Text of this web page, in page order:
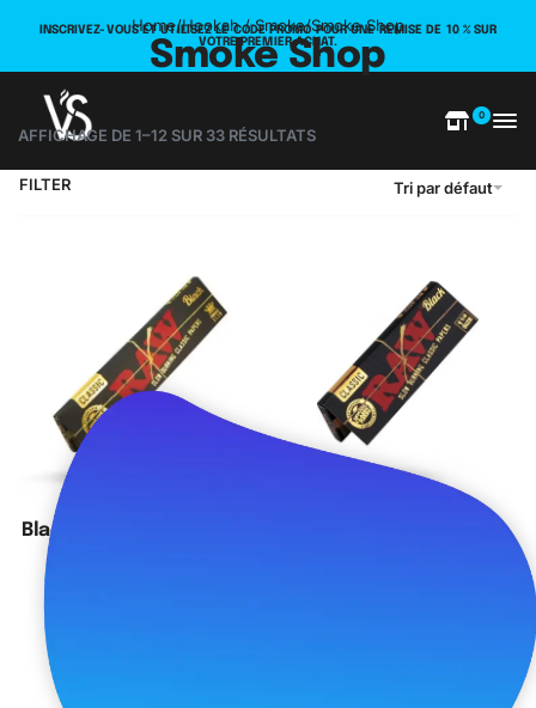
INSCRIVEZ-VOUS ET UTILISEZ LE CODE PROMO POUR UNE REMISE DE 10 % SUR
VOTRE PREMIER ACHAT.
0
Home/Hookah / Smoke/Smoke Shop
Smoke Shop
AFFICHAGE DE 1–12 SUR 33 RÉSULTATS
Tri par défaut
FILTER
Black Kingsize Slim Rolling